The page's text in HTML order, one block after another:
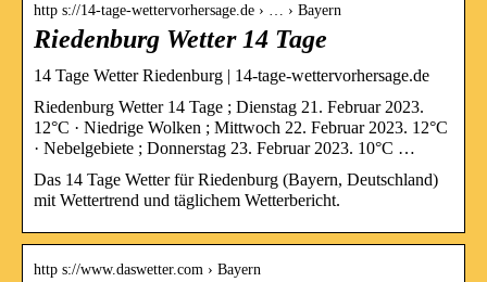
http s://14-tage-wettervorhersage.de › … › Bayern
Riedenburg Wetter 14 Tage
14 Tage Wetter Riedenburg | 14-tage-wettervorhersage.de
Riedenburg Wetter 14 Tage ; Dienstag 21. Februar 2023.
12°C · Niedrige Wolken ; Mittwoch 22. Februar 2023. 12°C
· Nebelgebiete ; Donnerstag 23. Februar 2023. 10°C …
Das 14 Tage Wetter für Riedenburg (Bayern, Deutschland)
mit Wettertrend und täglichem Wetterbericht.
http s://www.daswetter.com › Bayern